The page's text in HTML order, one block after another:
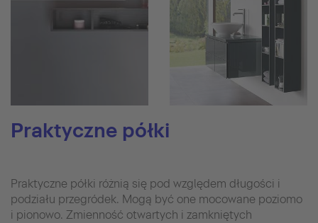
Praktyczne półki
Praktyczne półki różnią się pod względem długości i
podziału przegródek. Mogą być one mocowane poziomo
i pionowo. Zmienność otwartych i zamkniętych